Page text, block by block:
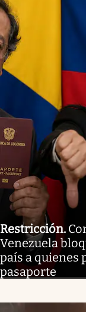
Restricción.
Venezuela
país a quienes
pasaporte